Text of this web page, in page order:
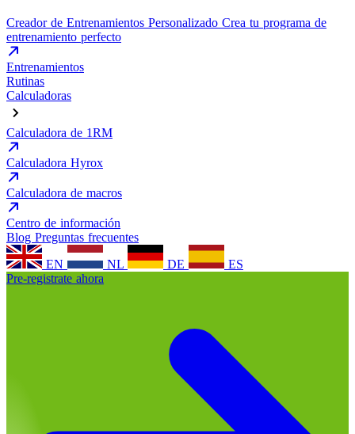
Creador de Entrenamientos Personalizado Crea tu programa de
entrenamiento perfecto
Entrenamientos
Rutinas
Calculadoras
Calculadora de 1RM
Calculadora Hyrox
Calculadora de macros
Centro de información
Blog Preguntas frecuentes
EN
NL DE
ES
Pre-registrate ahora